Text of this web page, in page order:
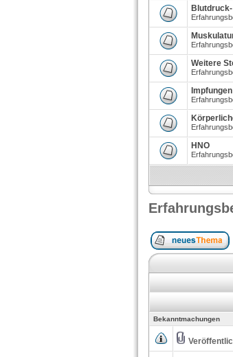
Weitere
Impfungen
HNO
Bekanntmachungen